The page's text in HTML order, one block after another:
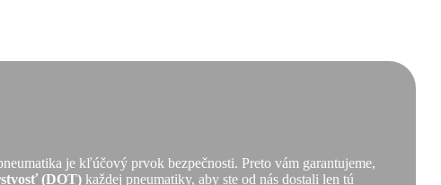
je kľúčový prvok bezpečnosti. Preto vám garantujeme,
(DOT) každej pneumatiky, aby ste od nás dostali len tú